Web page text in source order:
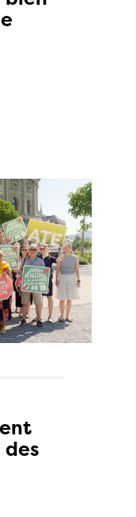
des